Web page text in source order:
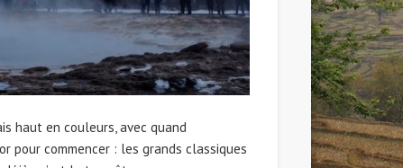
haut en couleurs, avec quand
pour commencer : les grands classiques